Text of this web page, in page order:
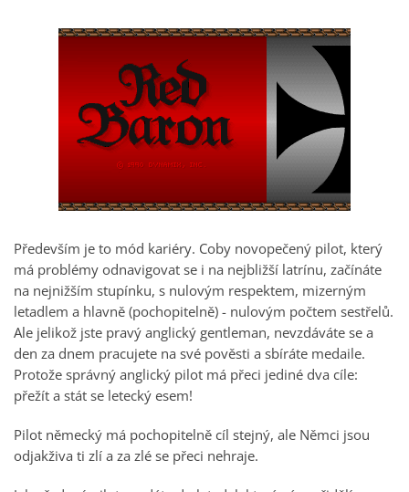
Především je to mód kariéry. Coby novopečený pilot, který
má problémy odnavigovat se i na nejbližší latrínu, začínáte
na nejnižším stupínku, s nulovým respektem, mizerným
letadlem a hlavně (pochopitelně) - nulovým počtem sestřelů.
Ale jelikož jste pravý anglický gentleman, nevzdáváte se a
den za dnem pracujete na své pověsti a sbíráte medaile.
Protože správný anglický pilot má přeci jediné dva cíle:
přežít a stát se letecký esem!
Pilot německý má pochopitelně cíl stejný, ale Němci jsou
odjakživa ti zlí a za zlé se přeci nehraje.